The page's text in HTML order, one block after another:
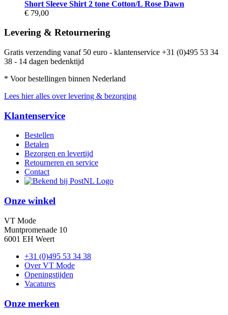
Short Sleeve Shirt 2 tone Cotton/L Rose Dawn
€ 79,00
Levering & Retournering
Gratis verzending vanaf 50 euro - klantenservice +31 (0)495 53 34
38 - 14 dagen bedenktijd
* Voor bestellingen binnen Nederland
Lees hier alles over levering & bezorging
Klantenservice
Bestellen
Betalen
Bezorgen en levertijd
Retourneren en service
Contact
Onze winkel
VT Mode
Muntpromenade 10
6001 EH Weert
+31 (0)495 53 34 38
Over VT Mode
Openingstijden
Vacatures
Onze merken